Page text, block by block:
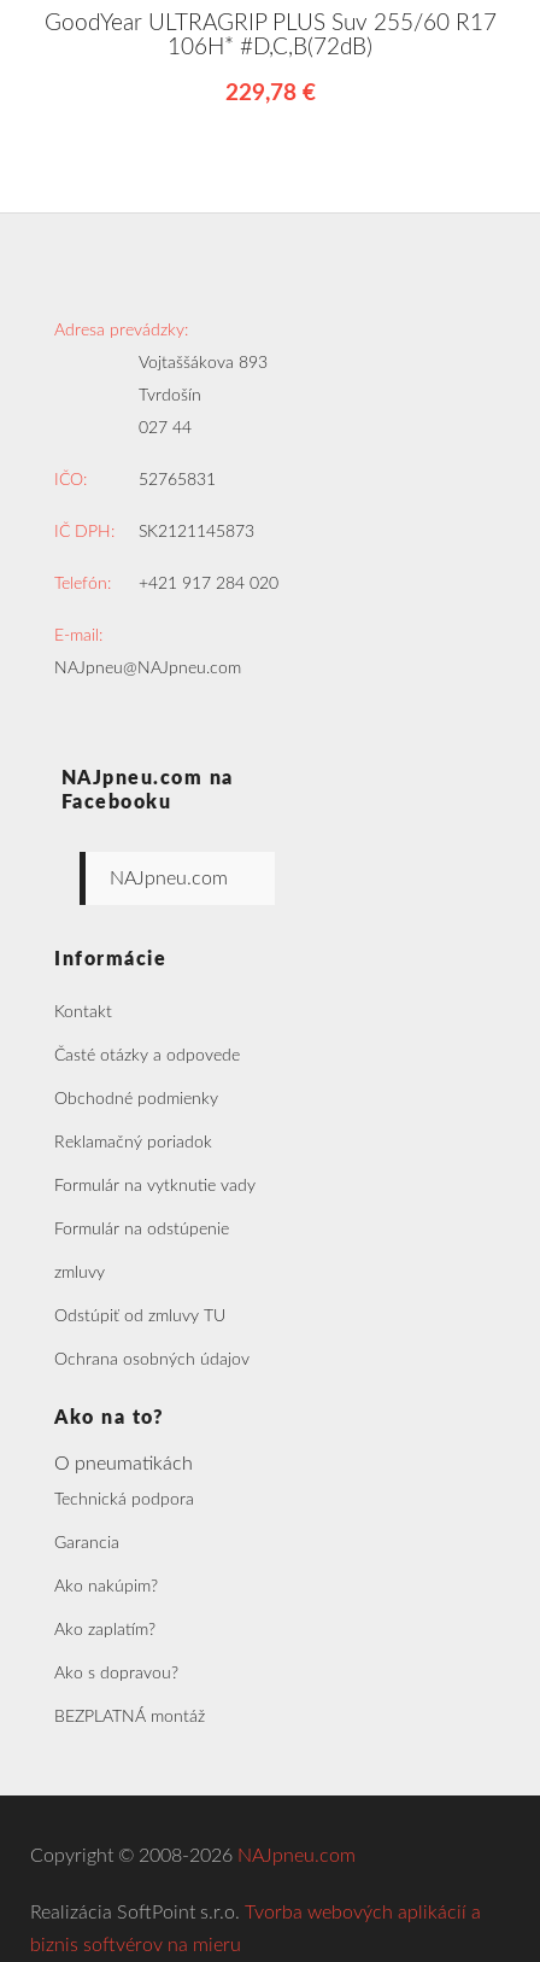
GoodYear ULTRAGRIP PLUS Suv 255/60 R17
106H* #D,C,B(72dB)
229,78 €
Adresa prevádzky:
Vojtaššákova 893
Tvrdošín
027 44
IČO: 52765831
IČ DPH: SK2121145873
Telefón: +421 917 284 020
E-mail:
NAJpneu@NAJpneu.com
NAJpneu.com na
Facebooku
NAJpneu.com
Informácie
Kontakt
Časté otázky a odpovede
Obchodné podmienky
Reklamačný poriadok
Formulár na vytknutie vady
Formulár na odstúpenie
zmluvy
Odstúpiť od zmluvy TU
Ochrana osobných údajov
Ako na to?
O pneumatikách
Technická podpora
Garancia
Ako nakúpim?
Ako zaplatím?
Ako s dopravou?
BEZPLATNÁ montáž
Copyright © 2008-2026 NAJpneu.com
Realizácia SoftPoint s.r.o. Tvorba webových aplikácií a
biznis softvérov na mieru